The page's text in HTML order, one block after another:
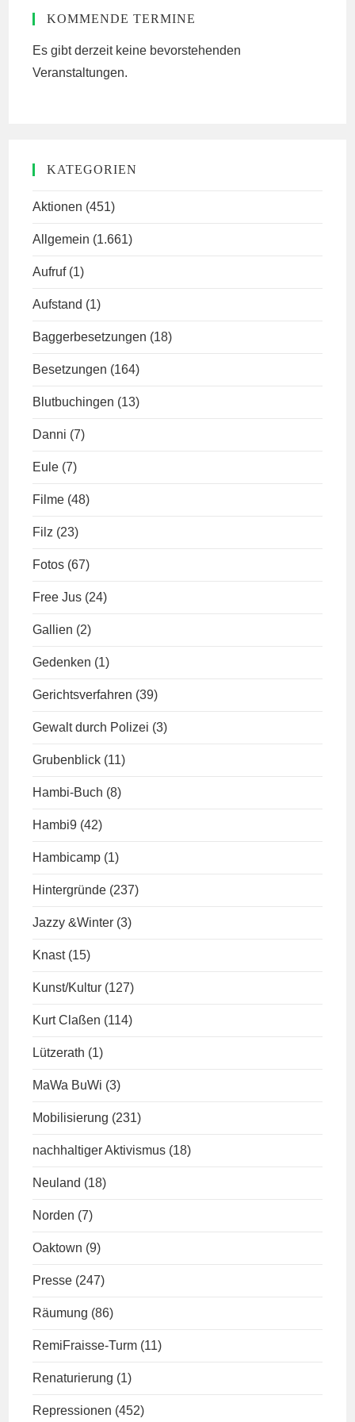
KOMMENDE TERMINE
Es gibt derzeit keine bevorstehenden
Veranstaltungen.
KATEGORIEN
Aktionen (451)
Allgemein (1.661)
Aufruf (1)
Aufstand (1)
Baggerbesetzungen (18)
Besetzungen (164)
Blutbuchingen (13)
Danni (7)
Eule (7)
Filme (48)
Filz (23)
Fotos (67)
Free Jus (24)
Gallien (2)
Gedenken (1)
Gerichtsverfahren (39)
Gewalt durch Polizei (3)
Grubenblick (11)
Hambi-Buch (8)
Hambi9 (42)
Hambicamp (1)
Hintergründe (237)
Jazzy &Winter (3)
Knast (15)
Kunst/Kultur (127)
Kurt Claßen (114)
Lützerath (1)
MaWa BuWi (3)
Mobilisierung (231)
nachhaltiger Aktivismus (18)
Neuland (18)
Norden (7)
Oaktown (9)
Presse (247)
Räumung (86)
RemiFraisse-Turm (11)
Renaturierung (1)
Repressionen (452)